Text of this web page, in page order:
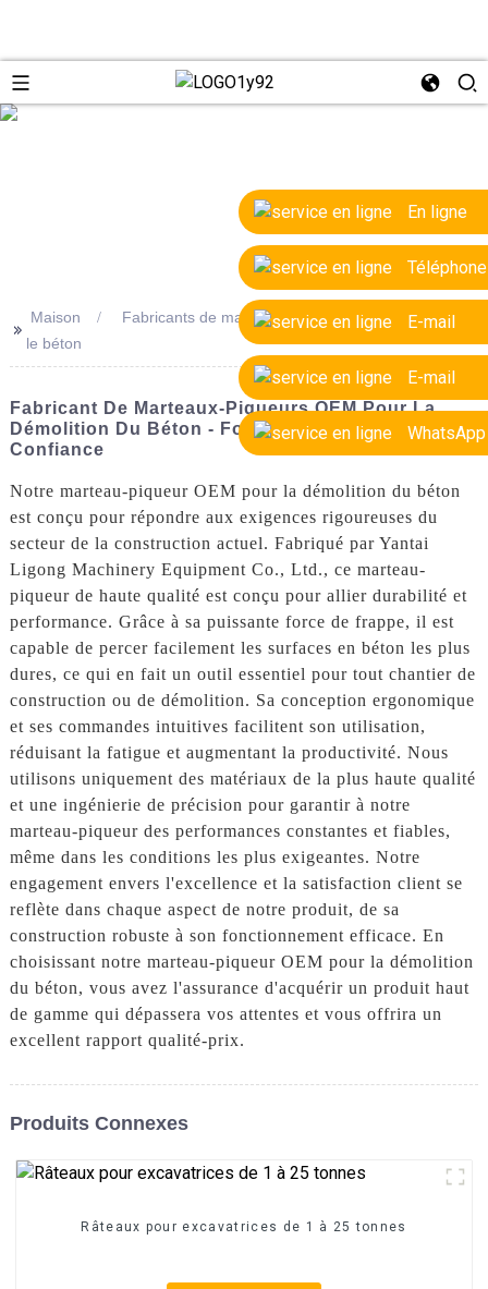
En ligne
Téléphone
E-mail
E-mail
WhatsApp
>>
Maison
Fabricants de marteaux-piqueurs OEM pour briser
le béton
Fabricant De Marteaux-Piqueurs OEM Pour La
Démolition Du Béton - Fournisseur D'usine De
Confiance
Notre marteau-piqueur OEM pour la démolition du béton
est conçu pour répondre aux exigences rigoureuses du
secteur de la construction actuel. Fabriqué par Yantai
Ligong Machinery Equipment Co., Ltd., ce marteau-
piqueur de haute qualité est conçu pour allier durabilité et
performance. Grâce à sa puissante force de frappe, il est
capable de percer facilement les surfaces en béton les plus
dures, ce qui en fait un outil essentiel pour tout chantier de
construction ou de démolition. Sa conception ergonomique
et ses commandes intuitives facilitent son utilisation,
réduisant la fatigue et augmentant la productivité. Nous
utilisons uniquement des matériaux de la plus haute qualité
et une ingénierie de précision pour garantir à notre
marteau-piqueur des performances constantes et fiables,
même dans les conditions les plus exigeantes. Notre
engagement envers l'excellence et la satisfaction client se
reflète dans chaque aspect de notre produit, de sa
construction robuste à son fonctionnement efficace. En
choisissant notre marteau-piqueur OEM pour la démolition
du béton, vous avez l'assurance d'acquérir un produit haut
de gamme qui dépassera vos attentes et vous offrira un
excellent rapport qualité-prix.
Produits Connexes
Râteaux pour excavatrices de 1 à 25 tonnes